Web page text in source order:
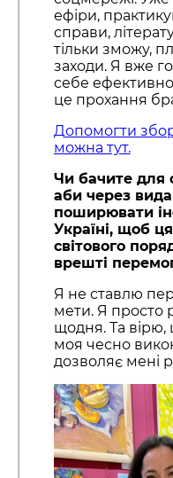
ефіри,
справи,
тільки зможу,
заходи. Я вже
себе
це прохання
Допомогти
можна тут.
Чи бачите для
аби через
поширювати
Україні, щоб
світового
врешті
Я не ставлю
мети. Я просто
щодня. Та вірю,
моя чесно
дозволяє мені